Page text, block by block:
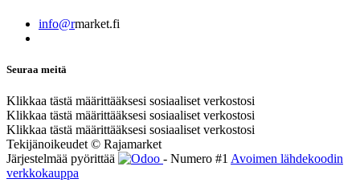
info@rmarket.fi
Seuraa meitä
Klikkaa tästä määrittääksesi sosiaaliset verkostosi
Klikkaa tästä määrittääksesi sosiaaliset verkostosi
Klikkaa tästä määrittääksesi sosiaaliset verkostosi
Tekijänoikeudet © Rajamarket
Järjestelmää pyörittää
- Numero #1 Avoimen lähdekoodin
verkkokauppa